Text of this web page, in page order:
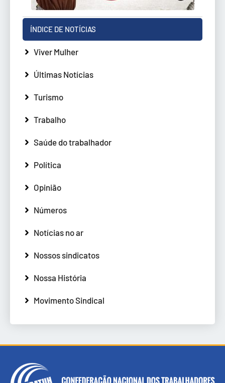
ÍNDICE DE NOTÍCIAS
Viver Mulher
Últimas Notícias
Turismo
Trabalho
Saúde do trabalhador
Política
Opinião
Números
Notícias no ar
Nossos sindicatos
Nossa História
Movimento Sindical